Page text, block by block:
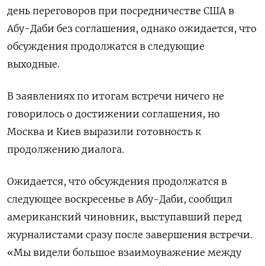
день переговоров при посредничестве ⁠США в
Абу-Даби без соглашения, однако ожидается, что
обсуждения продолжатся в следующие
выходные.
В ⁠заявлениях по итогам ​встречи ничего не
⁠говорилось о достижении соглашения, но
Москва и Киев ⁠выразили готовность к
продолжению диалога.
Ожидается, что обсуждения продолжатся ‌в
следующее воскресенье в Абу-‍Даби, сообщил
американский чиновник, выступавший перед
журналистами ‌сразу после завершения встречи.
«Мы ​видели большое взаимоуважение между